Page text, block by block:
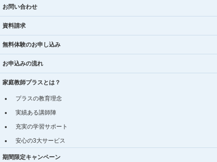
お問い合わせ
資料請求
無料体験のお申し込み
お申込みの流れ
家庭教師プラスとは？
プラスの教育理念
実績ある講師陣
充実の学習サポート
安心の3大サービス
期間限定キャンペーン